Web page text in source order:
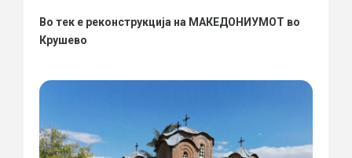
Во тек е реконструкција на МАКЕДОНИУМОТ во
Крушево